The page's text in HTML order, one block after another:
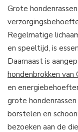
Grote
Regelmatige
en speeltijd, is
Daarnaast is
hondenbrokken van
en
grote
borstelen en
bezoeken aan de